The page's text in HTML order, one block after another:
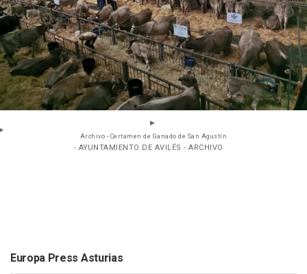
Archivo - Certamen de Ganado de San Agustín
- AYUNTAMIENTO DE AVILÉS - ARCHIVO
Europa Press Asturias